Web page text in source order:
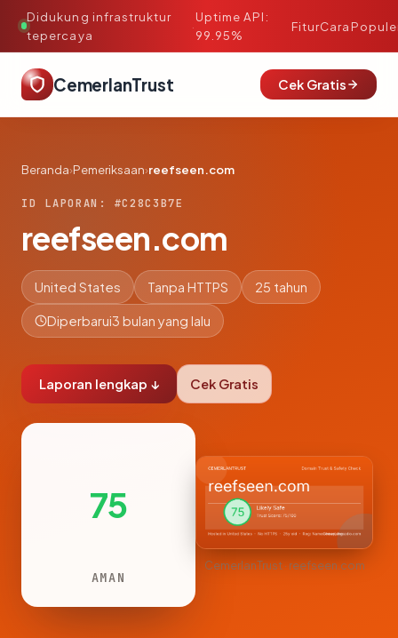
Didukung infrastruktur
tepercaya
·
Uptime API:
99.95%
FiturCara
CemerlanTrust Cek Gratis
Beranda›Pemeriksaan›reefseen.com
ID LAPORAN: #C28C3B7E
reefseen.com
United States Tanpa HTTPS 25 tahun
Diperbarui3 bulan yang lalu
Laporan lengkap ↓ Cek Gratis
75
AMAN
CemerlanTrust · reefseen.com